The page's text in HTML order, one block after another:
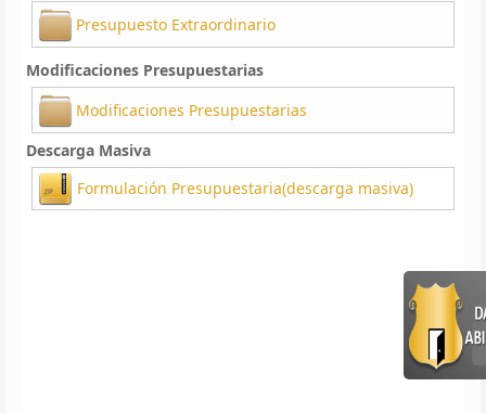
Presupuesto Extraordinario
Modificaciones Presupuestarias
Modificaciones Presupuestarias
Descarga Masiva
Formulación Presupuestaria(descarga masiva)